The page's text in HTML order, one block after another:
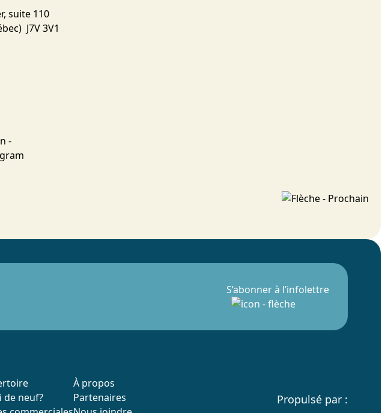
suite 110
J7V 3V1
S’abonner à l’infolettre
de neuf?
À propos
Partenaires
Propulsé par :